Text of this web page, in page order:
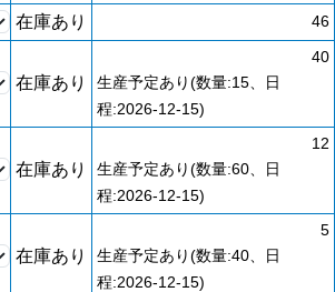
在庫あり 46
在庫あり
40
生産予定あり(数量:15、日
程:2026-12-15)
在庫あり
12
生産予定あり(数量:60、日
程:2026-12-15)
在庫あり
5
生産予定あり(数量:40、日
程:2026-12-15)